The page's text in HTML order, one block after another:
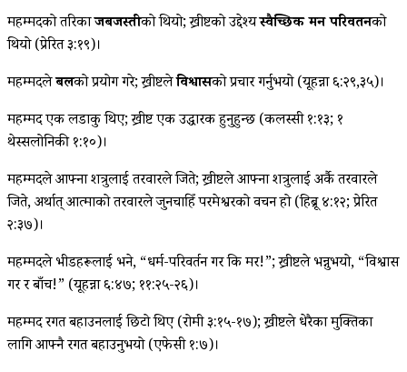
महम्मदको तरिकाजबर्जस्तीको थियो; ख्रीष्टको उद्देश्यस्वैच्छिक मन परिवर्तनको
थियो (प्रेरित ३:१९)।
महम्मदलेबलको प्रयोग गरे; ख्रीष्टलेविश्वासको प्रचार गर्नुभयो (यूहन्ना ६:२९,३५)।
महम्मद एक लडाकु थिए; ख्रीष्ट एक उद्धारक हुनुहुन्छ (कलस्सी १:१३; १
थेस्सलोनिकी १:१०)।
महम्मदले आफ्ना शत्रुलाई तरवारले जिते; ख्रीष्टले आफ्ना शत्रुलाई अर्कै तरवारले
जिते, अर्थात् आत्माको तरवारले जुनचाहिँ परमेश्वरको वचन हो (हिब्रू ४:१२; प्रेरित
२:३७)।
महम्मदले भीडहरूलाई भने, “धर्म-परिवर्तन गर कि मर!”; ख्रीष्टले भन्नुभयो, “विश्वास
गर र बाँच!” (यूहन्ना ६:४७; ११:२५-२६)।
महम्मद रगत बहाउनलाई छिटो थिए (रोमी ३:१५-१७); ख्रीष्टले धेरैका मुक्तिका
लागि आफ्नै रगत बहाउनुभयो (एफेसी १:७)।